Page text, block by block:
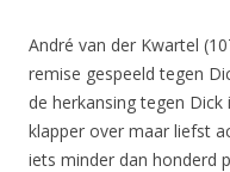
André van der Kwartel
remise gespeeld tegen
de herkansing tegen
klapper over maar liefst
iets minder dan honderd